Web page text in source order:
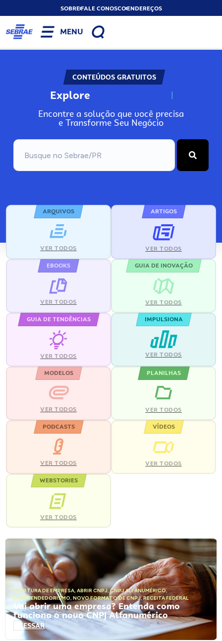
SOBREFALE CONOSCOENDEREÇOS
MENU
CONTEÚDOS GRATUITOS
Explore N
Encontre a solução que você precisa
e Transforme Seu Negócio
ARQUIVOS
VER TODOS
ARTIGOS
VER TODOS
EBOOKS
VER TODOS
GUIA DE INOVAÇÃO
VER TODOS
GUIA DE TENDÊNCIAS
VER TODOS
IMPULSIONA
VER TODOS
MODELOS
VER TODOS
PLANILHAS
VER TODOS
PODCASTS
VER TODOS
VÍDEOS
VER TODOS
WEBSTORIES
VER TODOS
ABERTURA DE EMPRESA, ABRIR CNPJ,CNPJ ALFANUMÉRICO,
EMPREENDEDORISMO, NOVO FORMATO DE CNPJ,RECEITA FEDERAL
Vai abrir uma empresa? Entenda como
funciona o novo CNPJ Alfanumérico
ACESSAR